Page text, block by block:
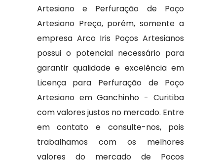
Artesiano e Perfuração de Poço
Artesiano Preço, porém, somente a
empresa Arco Iris Poços Artesianos
possui o potencial necessário para
garantir qualidade e excelência em
Licença para Perfuração de Poço
Artesiano em Ganchinho - Curitiba
com valores justos no mercado. Entre
em contato e consulte-nos, pois
trabalhamos com os melhores
valores do mercado de Poços